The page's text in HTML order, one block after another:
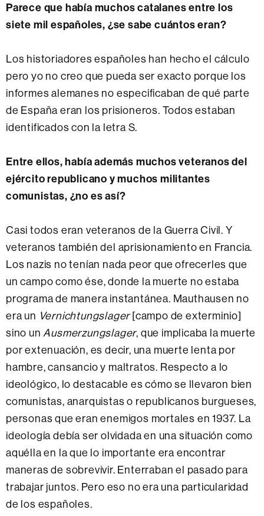
Parece que había muchos catalanes entre los
siete mil españoles, ¿se sabe cuántos eran?
Los historiadores españoles han hecho el cálculo
pero yo no creo que pueda ser exacto porque los
informes alemanes no especificaban de qué parte
de España eran los prisioneros. Todos estaban
identificados con la letra S.
Entre ellos, había además muchos veteranos del
ejército republicano y muchos militantes
comunistas, ¿no es así?
Casi todos eran veteranos de la Guerra Civil. Y
veteranos también del aprisionamiento en Francia.
Los nazis no tenían nada peor que ofrecerles que
un campo como ése, donde la muerte no estaba
programa de manera instantánea. Mauthausen no
era un Vernichtungslager[campo de exterminio]
sino un Ausmerzungslager, que implicaba la muerte
por extenuación, es decir, una muerte lenta por
hambre, cansancio y maltratos. Respecto a lo
ideológico, lo destacable es cómo se llevaron bien
comunistas, anarquistas o republicanos burgueses,
personas que eran enemigos mortales en 1937. La
ideología debía ser olvidada en una situación como
aquélla en la que lo importante era encontrar
maneras de sobrevivir. Enterraban el pasado para
trabajar juntos. Pero eso no era una particularidad
de los españoles.